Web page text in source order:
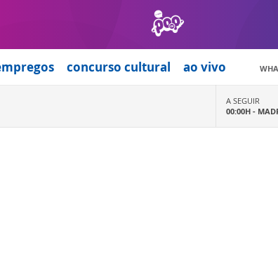
concurso cultural ao vivo
A SEGUIR
00:00H -